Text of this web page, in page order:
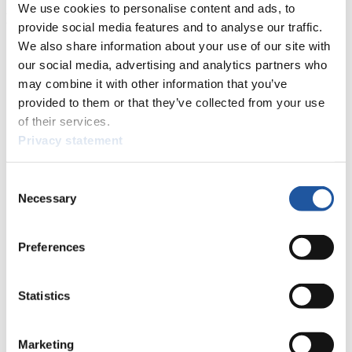
We use cookies to personalise content and ads, to
provide social media features and to analyse our traffic.
We also share information about your use of our site with
our social media, advertising and analytics partners who
may combine it with other information that you’ve
provided to them or that they’ve collected from your use
of their services.
Privacy statement
Selection
Necessary
Preferences
Statistics
Marketing
Meisterschaften
×
FIL-Europameisterschaften Damen 2013/2014 in
Umhausen (AUT)
2
Melanie Schwarz (ITA)
4
8
13